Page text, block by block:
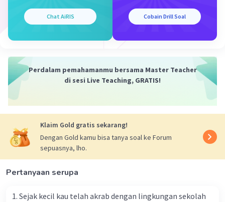
3. Legenda lokal, yaitu cerita legenda yang
tersebar hanya di lokasi tertentu (sifatnya lokal).
4. Legenda perseorangan, yaitu legenda yang
orang/ kelompok.
legenda keagamaan, dan legenda lokal.
Jadi, jawaban yang tepat yaitu C.
Beri Rating
Chat AiRIS Cobain Drill Soal
Perdalam pemahamanmu bersama Master Teacher
di sesi Live Teaching, GRATIS!
Klaim Gold gratis sekarang!
Dengan Gold kamu bisa tanya soal ke Forum
sepuasnya, lho.
Pertanyaan serupa
1. Sejak kecil kau telah akrab dengan lingkungan sekolah